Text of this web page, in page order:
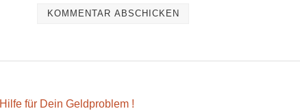
Hilfe für Dein Geldproblem !